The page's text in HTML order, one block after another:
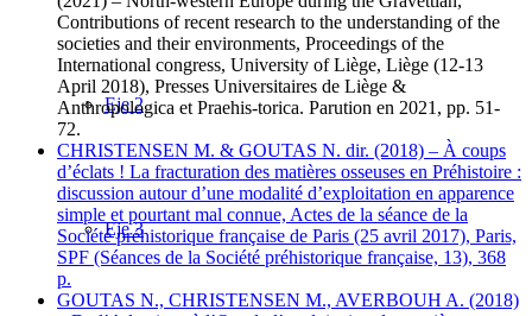
Eje 2
Eje 3
Contributions of recent research to the understanding of the
societies and their environments, Proceedings of the
International congress, University of Liège, Liège (12-13
April 2018), Presses Universitaires de Liège &
Anthropologica et Praehis-torica. Parution en 2021, pp. 51-
72.
CHRISTENSEN M. & GOUTAS N. dir. (2018) – À coups
d’éclats ! La fracturation des matières osseuses en Préhistoire :
discussion autour d’une modalité d’exploitation en apparence
simple et pourtant mal connue, Actes de la séance de la
Société préhistorique française de Paris (25 avril 2017), Paris,
SPF (Séances de la Société préhistorique française, 13), 368
p.
GOUTAS N., CHRISTENSEN M., AVERBOUH A. (2018)